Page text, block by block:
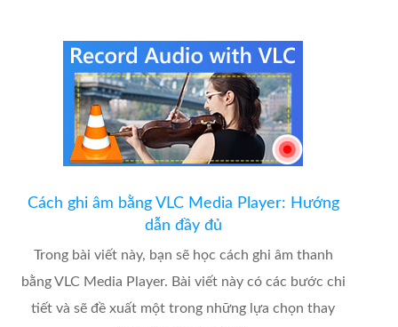
Cách ghi âm bằng VLC Media Player: Hướng
dẫn đầy đủ
Trong bài viết này, bạn sẽ học cách ghi âm thanh
bằng VLC Media Player. Bài viết này có các bước chi
tiết và sẽ đề xuất một trong những lựa chọn thay